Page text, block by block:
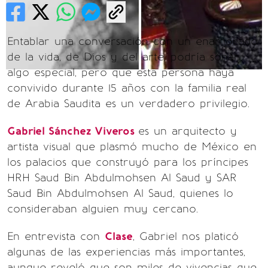
Entablar una conversación con un enamorado
de la vida, de Dios y del arte, podría sonar
algo especial, pero que esta persona haya
convivido durante 15 años con la familia real
de Arabia Saudita es un verdadero privilegio.
Gabriel Sánchez Viveros es un arquitecto y
artista visual que plasmó mucho de México en
los palacios que construyó para los príncipes
HRH Saud Bin Abdulmohsen Al Saud y SAR
Saud Bin Abdulmohsen Al Saud, quienes lo
consideraban alguien muy cercano.
En entrevista con Clase, Gabriel nos platicó
algunas de las experiencias más importantes,